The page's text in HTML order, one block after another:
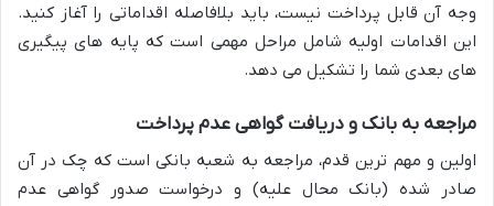
وجه آن قابل پرداخت نیست، باید بلافاصله اقداماتی را آغاز کنید.
این اقدامات اولیه شامل مراحل مهمی است که پایه های پیگیری
های بعدی شما را تشکیل می دهد.
مراجعه به بانک و دریافت گواهی عدم پرداخت
اولین و مهم ترین قدم، مراجعه به شعبه بانکی است که چک در آن
صادر شده (بانک محال علیه) و درخواست صدور گواهی عدم